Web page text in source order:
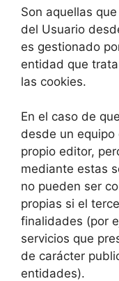
Son aquellas
del Usuario
es gestionado
entidad que
las cookies.
En el caso de
desde un
propio editor,
mediante estas
no pueden ser
propias si el
finalidades (por
servicios que
de carácter
entidades).